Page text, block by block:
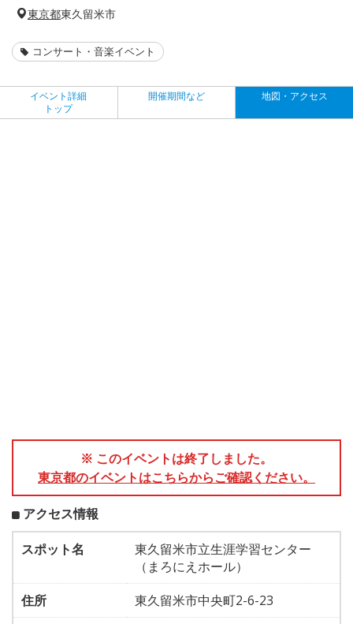
東京都東久留米市
コンサート・音楽イベント
イベント詳細
トップ
開催期間など 地図・アクセス
※ このイベントは終了しました。
東京都のイベントはこちらからご確認ください。
アクセス情報
スポット名
東久留米市立生涯学習センター
（まろにえホール）
住所
東久留米市中央町2-6-23